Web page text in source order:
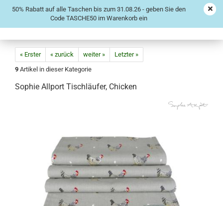
50% Rabatt auf alle Taschen bis zum 31.08.26 - geben Sie den
Code TASCHE50 im Warenkorb ein
« Erster « zurück weiter »
Letzter »
9 Artikel in dieser Kategorie
Sophie Allport Tischläufer, Chicken